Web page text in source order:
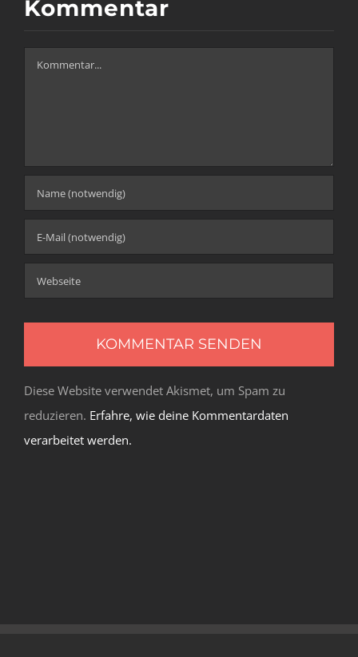
Kommentar
Kommentar
Diese Website verwendet Akismet, um Spam zu
reduzieren. Erfahre, wie deine Kommentardaten
verarbeitet werden.